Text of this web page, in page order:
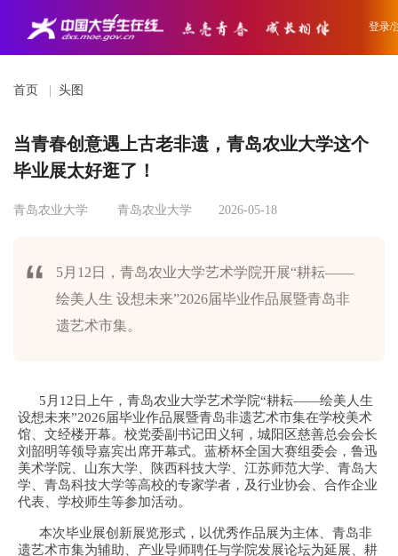
登录/
首页 头图
当青春创意遇上古老非遗，青岛农业大学这个
毕业展太好逛了！
青岛农业大学 青岛农业大学 2026-05-18
5月12日，青岛农业大学艺术学院开展“耕耘——
绘美人生 设想未来”2026届毕业作品展暨青岛非
遗艺术市集。
5月12日上午，青岛农业大学艺术学院“耕耘——绘美人生
设想未来”2026届毕业作品展暨青岛非遗艺术市集在学校美术
馆、文经楼开幕。校党委副书记田义轲，城阳区慈善总会会长
刘韶明等领导嘉宾出席开幕式。蓝桥杯全国大赛组委会，鲁迅
美术学院、山东大学、陕西科技大学、江苏师范大学、青岛大
学、青岛科技大学等高校的专家学者，及行业协会、合作企业
代表、学校师生等参加活动。
本次毕业展创新展览形式，以优秀作品展为主体、青岛非
遗艺术市集为辅助、产业导师聘任与学院发展论坛为延展、耕